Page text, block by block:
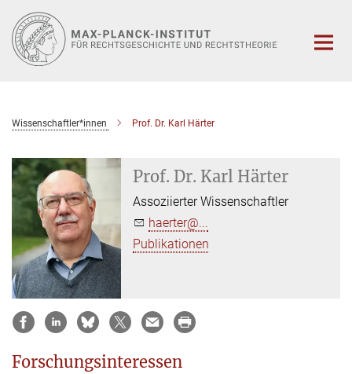
Hauptinhalt
Wissenschaftler*innen Prof. Dr. Karl Härter
Prof. Dr. Karl Härter
Assoziierter Wissenschaftler
haerter@...
Publikationen
Forschungsinteressen